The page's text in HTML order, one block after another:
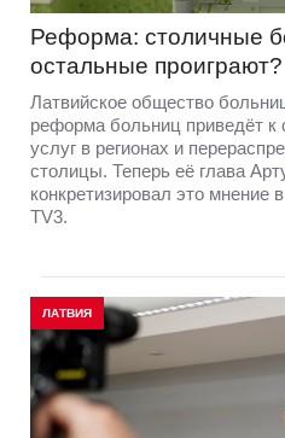
Реформа: столичные
остальные проиграют?
Латвийское общество
реформа больниц приведёт
услуг в регионах и
столицы. Теперь её глава
конкретизировал это мнение
TV3.
ЛАТВИЯ